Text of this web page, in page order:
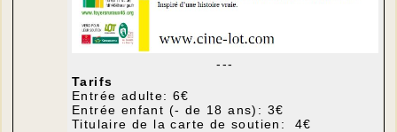
---
Tarifs
Entrée adulte: 6€
Entrée enfant (- de 18 ans): 3€
Titulaire de la carte de soutien: 4€